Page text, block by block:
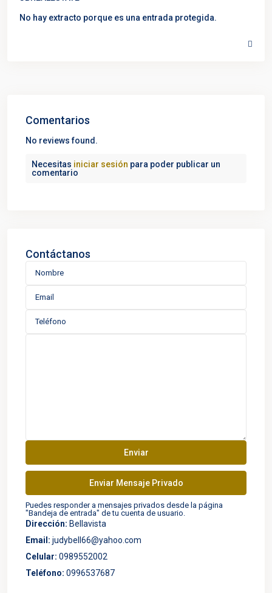
No hay extracto porque es una entrada protegida.
Comentarios
No reviews found.
Necesitas iniciar sesión para poder publicar un
comentario
Contáctanos
Puedes responder a mensajes privados desde la página
"Bandeja de entrada" de tu cuenta de usuario.
Dirección: Bellavista
Email: judybell66@yahoo.com
Celular: 0989552002
Teléfono: 0996537687